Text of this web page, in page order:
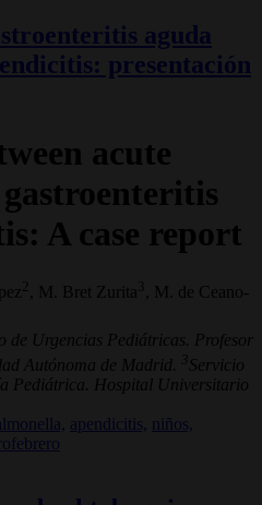
aguda
presentación
acute
A case report
, M. Bret Zurita 3
, M. de Ceano-
de Urgencias Pediátricas. Profesor
Autónoma de Madrid.
3 Servicio
Pediátrica. Hospital Universitario
apendicitis,
niños,